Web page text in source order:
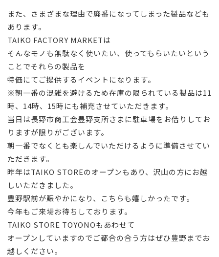
また、さまざまな理由で廃番になってしまった製品なども
あります。
TAIKO FACTORY MARKETは
そんなモノも無駄なく使いたい、使ってもらいたいという
ことでそれらの製品を
特価にてご提供するイベントになります。
※朝一番の混雑を避けるため在庫の限られている製品は11
時、14時、15時にも補充させていただきます。
当日は長野市商工会豊野支所さまに駐車場をお借りしてお
りますが限りがございます。
朝一番でなくとも楽しんでいただけるように準備させてい
ただきます。
昨年はTAIKO STOREのオープンもあり、沢山の方にお越
しいただきました。
豊野駅前が賑やかになり、こちらも嬉しかったです。
今年もご来場お待ちしております。
TAIKO STORE TOYONOもあわせて
オープンしていますのでご都合の合う方はぜひ豊野までお
越しください。